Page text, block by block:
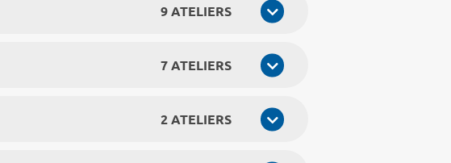
9 ATELIERS
7 ATELIERS
2 ATELIERS